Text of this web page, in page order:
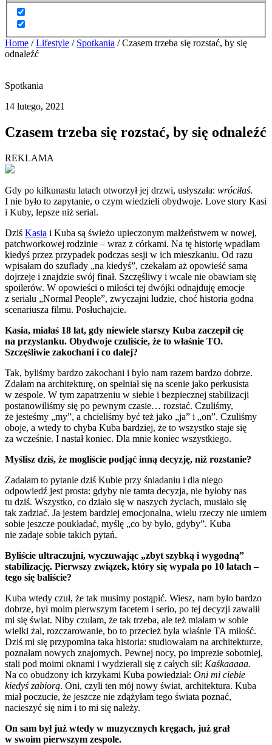
Home / Lifestyle / Spotkania / Czasem trzeba się rozstać, by się
odnaleźć
Spotkania
14 lutego, 2021
Czasem trzeba się rozstać, by się odnaleźć
REKLAMA
Gdy po kilkunastu latach otworzył jej drzwi, usłyszała: wróciłaś.
I nie było to zapytanie, o czym wiedzieli obydwoje. Love story Kasi
i Kuby, lepsze niż serial.
Dziś Kasia i Kuba są świeżo upieczonym małżeństwem w nowej,
patchworkowej rodzinie – wraz z córkami. Na tę historię wpadłam
kiedyś przez przypadek podczas sesji w ich mieszkaniu. Od razu
wpisałam do szuflady „na kiedyś”, czekałam aż opowieść sama
dojrzeje i znajdzie swój finał. Szczęśliwy i wcale nie obawiam się
spoilerów. W opowieści o miłości tej dwójki odnajduję emocje
z serialu „Normal People”, zwyczajni ludzie, choć historia godna
scenariusza filmu. Posłuchajcie.
Kasia, miałaś 18 lat, gdy niewiele starszy Kuba zaczepił cię
na przystanku. Obydwoje czuliście, że to właśnie TO.
Szczęśliwie zakochani i co dalej?
Tak, byliśmy bardzo zakochani i było nam razem bardzo dobrze.
Zdałam na architekturę, on spełniał się na scenie jako perkusista
w zespole. W tym zapatrzeniu w siebie i bezpiecznej stabilizacji
postanowiliśmy się po pewnym czasie… rozstać. Czuliśmy,
że jesteśmy „my”, a chcieliśmy być też jako „ja” i „on”. Czuliśmy
oboje, a wtedy to chyba Kuba bardziej, że to wszystko staje się
za wcześnie. I nastał koniec. Dla mnie koniec wszystkiego.
Myślisz dziś, że mogliście podjąć inną decyzję, niż rozstanie?
Zadałam to pytanie dziś Kubie przy śniadaniu i dla niego
odpowiedź jest prosta: gdyby nie tamta decyzja, nie byłoby nas
tu dziś. Wszystko, co działo się w naszych życiach, musiało się
tak zadziać. Ja jestem bardziej emocjonalna, wielu rzeczy nie umiem
sobie jeszcze poukładać, myślę „co by było, gdyby”. Kuba
nie zadaje sobie takich pytań.
Byliście ultraczujni, wyczuwając „zbyt szybką i wygodną”
stabilizację. Pierwszy związek, który się wypala po 10 latach –
tego się baliście?
Kuba wtedy czuł, że tak musimy postąpić. Wiesz, nam było bardzo
dobrze, był moim pierwszym facetem i serio, po tej decyzji zawalił
mi się świat. Niby czułam, że tak trzeba, ale też miałam w sobie
wielki żal, rozczarowanie, bo to przecież była właśnie TA miłość.
Dziś mi się przypomina taka historia: studiowałam na architekturze,
poznałam nowych znajomych. Pewnej nocy, po imprezie sobotniej,
stali pod moimi oknami i wydzierali się z całych sił: Kaśkaaaaa.
Na co obudzony ich krzykami Kuba powiedział: Oni mi ciebie
kiedyś zabiorą. Oni, czyli ten mój nowy świat, architektura. Kuba
miał poczucie, że jeszcze nie zdążyłam tego świata poznać,
nacieszyć się nim i to mi się należy.
On sam był już wtedy w muzycznych kręgach, już grał
w swoim pierwszym zespole.